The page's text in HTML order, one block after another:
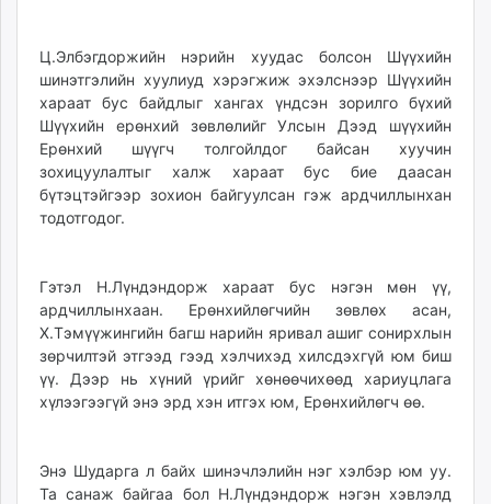
Ц.Элбэгдоржийн нэрийн хуудас болсон Шүүхийн
шинэтгэлийн хуулиуд хэрэгжиж эхэлснээр Шүүхийн
хараат бус байдлыг хангах үндсэн зорилго бүхий
Шүүхийн ерөнхий зөвлөлийг Улсын Дээд шүүхийн
Ерөнхий шүүгч толгойлдог байсан хуучин
зохицуулалтыг халж хараат бус бие даасан
бүтэцтэйгээр зохион байгуулсан гэж ардчиллынхан
тодотгодог.
Гэтэл Н.Лүндэндорж хараат бус нэгэн мөн үү,
ардчиллынхаан. Ерөнхийлөгчийн зөвлөх асан,
Х.Тэмүүжингийн багш нарийн яривал ашиг сонирхлын
зөрчилтэй этгээд гээд хэлчихэд хилсдэхгүй юм биш
үү. Дээр нь хүний үрийг хөнөөчихөөд хариуцлага
хүлээгээгүй энэ эрд хэн итгэх юм, Ерөнхийлөгч өө.
Энэ Шударга л байх шинэчлэлийн нэг хэлбэр юм уу.
Та санаж байгаа бол Н.Лүндэндорж нэгэн хэвлэлд